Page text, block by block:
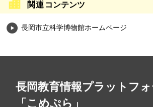
関連 コンテンツ
長岡市立科学博物館ホームページ
長岡教育情報プラットフ
「こめぷら」